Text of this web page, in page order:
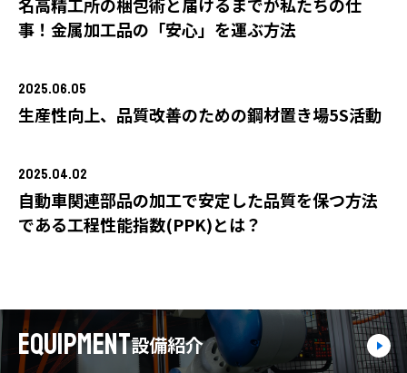
採用案内
お問い合わせ
JP EN
事！金属加工品の「安心」を運ぶ方法
2025.06.05
生産性向上、品質改善のための鋼材置き場5S活動
2025.04.02
自動車関連部品の加工で安定した品質を保つ方法
である工程性能指数(PPK)とは？
EQUIPMENT設備紹介